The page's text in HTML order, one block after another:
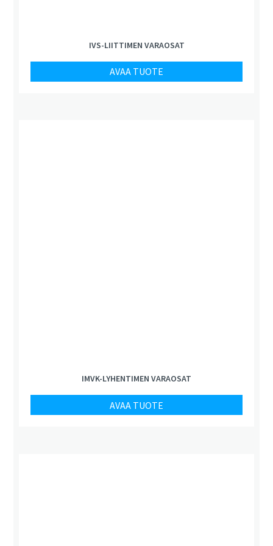
IVS-LIITTIMEN VARAOSAT
AVAA TUOTE
IMVK-LYHENTIMEN VARAOSAT
AVAA TUOTE